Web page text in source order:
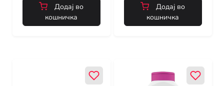
Додај во
кошничка
Додај во
кошничка